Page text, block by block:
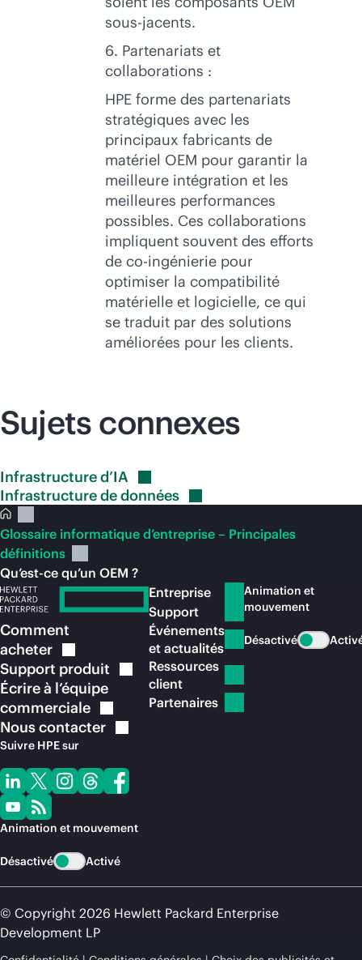
sous-jacents.
6. Partenariats et
collaborations :
HPE forme des partenariats
stratégiques avec les
principaux fabricants de
matériel OEM pour garantir la
meilleure intégration et les
meilleures performances
possibles. Ces collaborations
impliquent souvent des efforts
de co-ingénierie pour
optimiser la compatibilité
matérielle et logicielle, ce qui
se traduit par des solutions
améliorées pour les clients.
Sujets connexes
Infrastructured’IA
Infrastructure dedonnées
Glossaire informatique d’entreprise – Principales
définitions
Qu’est-ce qu’un OEM ?
Comment
acheter
Support produit
Écrire à l’équipe
commerciale
Nouscontacter
Suivre HPE sur
Animation et mouvement
Désactivé Activé
Entreprise
Support
Événements
et actualités
Ressources
client
Partenaires
Animation et
mouvement
Désactivé
© Copyright 2026 Hewlett Packard Enterprise
Development LP